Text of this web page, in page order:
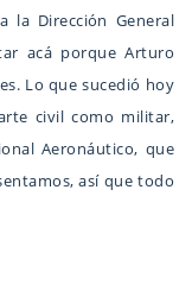
la Dirección General
acá porque Arturo
Lo que sucedió hoy
civil como militar,
Aeronáutico, que
así que todo